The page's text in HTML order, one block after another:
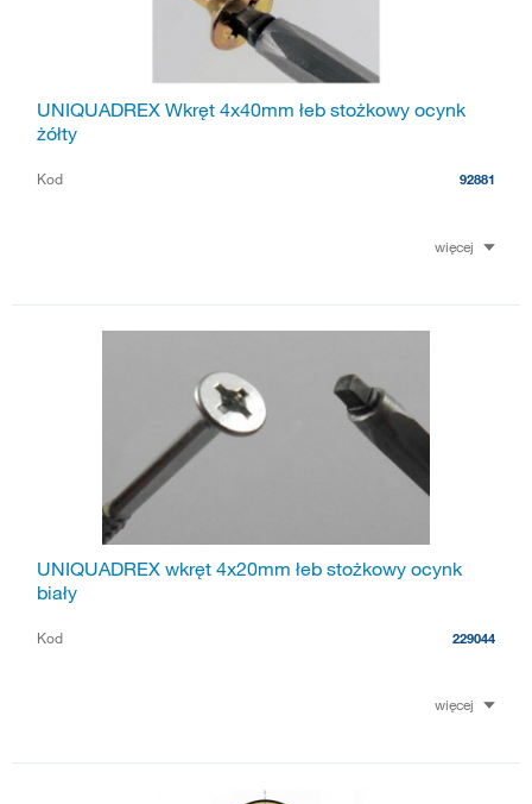
UNIQUADREX Wkręt 4x40mm łeb stożkowy ocynk
żółty
Kod 92881
więcej
UNIQUADREX wkręt 4x20mm łeb stożkowy ocynk
biały
Kod 229044
więcej